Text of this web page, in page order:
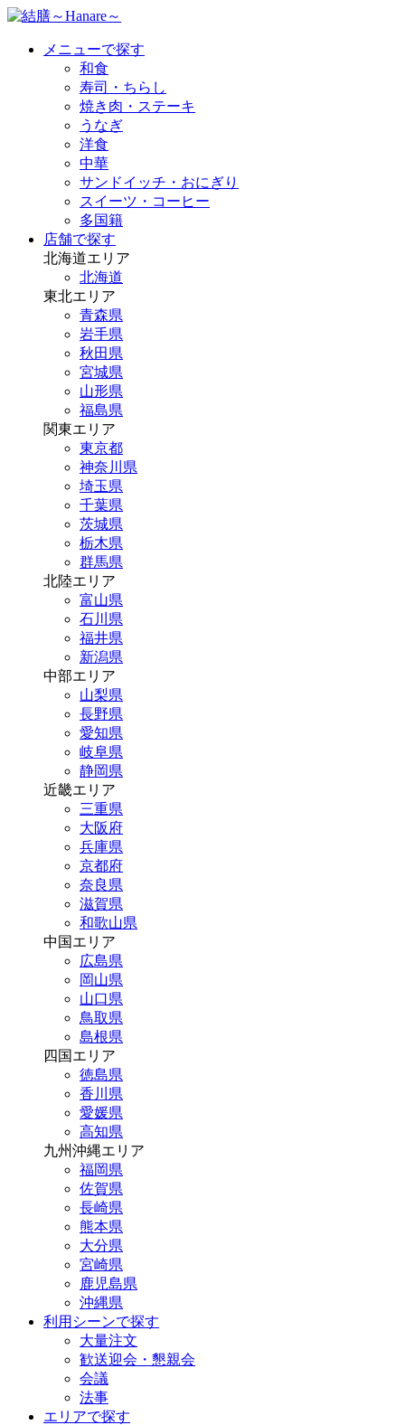
メニューで探す
和食
寿司・ちらし
焼き肉・ステーキ
うなぎ
洋食
中華
サンドイッチ・おにぎり
スイーツ・コーヒー
多国籍
店舗で探す
北海道エリア
北海道
東北エリア
青森県
岩手県
秋田県
宮城県
山形県
福島県
関東エリア
東京都
神奈川県
埼玉県
千葉県
茨城県
栃木県
群馬県
北陸エリア
富山県
石川県
福井県
新潟県
中部エリア
山梨県
長野県
愛知県
岐阜県
静岡県
近畿エリア
三重県
大阪府
兵庫県
京都府
奈良県
滋賀県
和歌山県
中国エリア
広島県
岡山県
山口県
鳥取県
島根県
四国エリア
徳島県
香川県
愛媛県
高知県
九州沖縄エリア
福岡県
佐賀県
長崎県
熊本県
大分県
宮崎県
鹿児島県
沖縄県
利用シーンで探す
大量注文
歓送迎会・懇親会
会議
法事
エリアで探す